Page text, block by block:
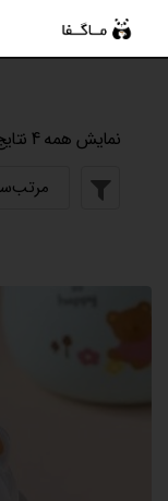
نمایش همه 4 نتایج